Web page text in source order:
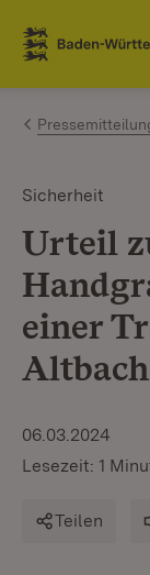
Zum
Link zur
Sicherheit
Urteil
einer
Altbach
06.03.2024
Lesezeit: 1
Teilen